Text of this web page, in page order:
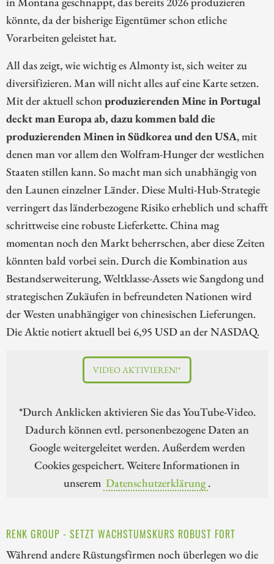
könnte, da der bisherige Eigentümer schon etliche
Vorarbeiten geleistet hat.
All das zeigt, wie wichtig es Almonty ist, sich weiter zu
diversifizieren. Man will nicht alles auf eine Karte setzen.
Mit der aktuell schonproduzierenden Mine in Portugal
deckt man Europa ab, dazu kommen bald die
produzierenden Minen in Südkorea und den USA, mit
denen man vor allem den Wolfram-Hunger der westlichen
Staaten stillen kann. So macht man sich unabhängig von
den Launen einzelner Länder. Diese Multi-Hub-Strategie
verringert das länderbezogene Risiko erheblich und schafft
schrittweise eine robuste Lieferkette. China mag
momentan noch den Markt beherrschen, aber diese Zeiten
könnten bald vorbei sein. Durch die Kombination aus
Bestandserweiterung, Weltklasse-Assets wie Sangdong und
strategischen Zukäufen in befreundeten Nationen wird
der Westen unabhängiger von chinesischen Lieferungen.
Die Aktie notiert aktuell bei 6,95 USD an der NASDAQ.
VIDEO AKTIVIEREN!*
*Durch Anklicken aktivieren Sie das YouTube-Video.
Dadurch können evtl. personenbezogene Daten an
Google weitergeleitet werden. Außerdem werden
Cookies gespeichert. Weitere Informationen in
unserem Datenschutzerklärung .
RENK GROUP - SETZT WACHSTUMSKURS ROBUST FORT
Während andere Rüstungsfirmen noch überlegen wo die